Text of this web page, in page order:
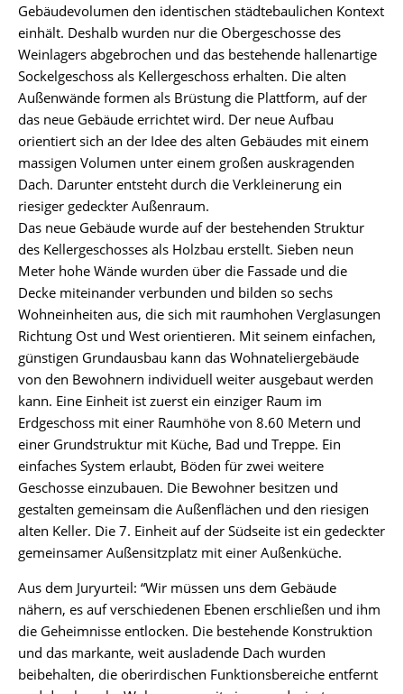
Gebäudevolumen den identischen städtebaulichen Kontext
einhält. Deshalb wurden nur die Obergeschosse des
Weinlagers abgebrochen und das bestehende hallenartige
Sockelgeschoss als Kellergeschoss erhalten. Die alten
Außenwände formen als Brüstung die Plattform, auf der
das neue Gebäude errichtet wird. Der neue Aufbau
orientiert sich an der Idee des alten Gebäudes mit einem
massigen Volumen unter einem großen auskragenden
Dach. Darunter entsteht durch die Verkleinerung ein
riesiger gedeckter Außenraum.
Das neue Gebäude wurde auf der bestehenden Struktur
des Kellergeschosses als Holzbau erstellt. Sieben neun
Meter hohe Wände wurden über die Fassade und die
Decke miteinander verbunden und bilden so sechs
Wohneinheiten aus, die sich mit raumhohen Verglasungen
Richtung Ost und West orientieren. Mit seinem einfachen,
günstigen Grundausbau kann das Wohnateliergebäude
von den Bewohnern individuell weiter ausgebaut werden
kann. Eine Einheit ist zuerst ein einziger Raum im
Erdgeschoss mit einer Raumhöhe von 8.60 Metern und
einer Grundstruktur mit Küche, Bad und Treppe. Ein
einfaches System erlaubt, Böden für zwei weitere
Geschosse einzubauen. Die Bewohner besitzen und
gestalten gemeinsam die Außenflächen und den riesigen
alten Keller. Die 7. Einheit auf der Südseite ist ein gedeckter
gemeinsamer Außensitzplatz mit einer Außenküche.
Aus dem Juryurteil: “Wir müssen uns dem Gebäude
nähern, es auf verschiedenen Ebenen erschließen und ihm
die Geheimnisse entlocken. Die bestehende Konstruktion
und das markante, weit ausladende Dach wurden
beibehalten, die oberirdischen Funktionsbereiche entfernt